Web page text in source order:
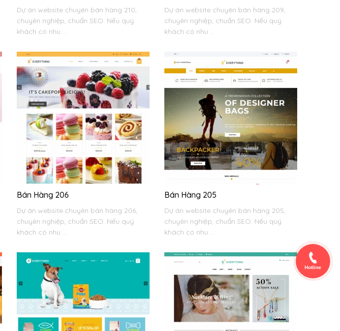
Dự án website chuyên bán hàng 210,
chuyên nghiệp, chuẩn SEO. Nếu quý
khách có nhu ...
Dự án website chuyên bán hàng 209,
chuyên nghiệp, chuẩn SEO. Nếu quý
khách có nhu ...
Bán Hàng 206
Dự án website chuyên bán hàng 206,
chuyên nghiệp, chuẩn SEO. Nếu quý
khách có nhu ...
Bán Hàng 205
Dự án website chuyên bán hàng 205,
chuyên nghiệp, chuẩn SEO. Nếu quý
khách có nhu ...
Hotline